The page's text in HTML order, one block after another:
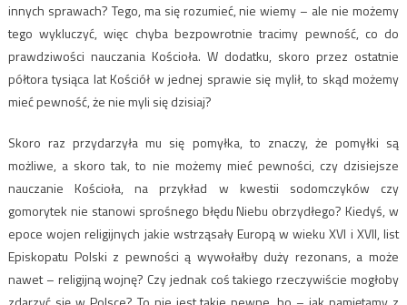
innych sprawach? Tego, ma się rozumieć, nie wiemy – ale nie możemy
tego wykluczyć, więc chyba bezpowrotnie tracimy pewność, co do
prawdziwości nauczania Kościoła. W dodatku, skoro przez ostatnie
półtora tysiąca lat Kościół w jednej sprawie się mylił, to skąd możemy
mieć pewność, że nie myli się dzisiaj?
Skoro raz przydarzyła mu się pomyłka, to znaczy, że pomyłki są
możliwe, a skoro tak, to nie możemy mieć pewności, czy dzisiejsze
nauczanie Kościoła, na przykład w kwestii sodomczyków czy
gomorytek nie stanowi sprośnego błędu Niebu obrzydłego? Kiedyś, w
epoce wojen religijnych jakie wstrząsały Europą w wieku XVI i XVII, list
Episkopatu Polski z pewności ą wywołałby duży rezonans, a może
nawet – religijną wojnę? Czy jednak coś takiego rzeczywiście mogłoby